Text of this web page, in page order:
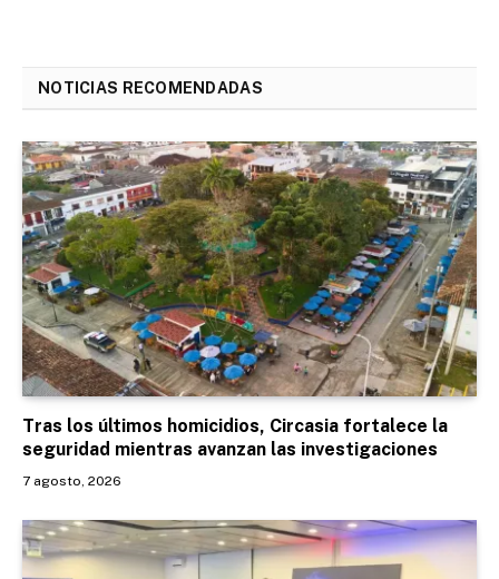
NOTICIAS RECOMENDADAS
Tras los últimos homicidios, Circasia fortalece la
seguridad mientras avanzan las investigaciones
7 agosto, 2026